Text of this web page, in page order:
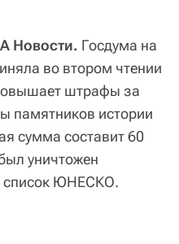
Новости. Госдума на
во втором чтении
штрафы за
памятников истории
сумма составит 60
уничтожен
список ЮНЕСКО.